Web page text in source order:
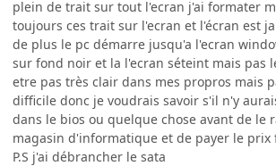
plein de trait sur tout l'ecran j'ai formater
toujours ces trait sur l'ecran et l'écran est
de plus le pc démarre jusqu'a l'ecran
sur fond noir et la l'ecran séteint mais pas
etre pas très clair dans mes propros mais
difficile donc je voudrais savoir s'il n'y
dans le bios ou quelque chose avant de le
magasin d'informatique et de payer le prix
P.S j'ai débrancher le sata